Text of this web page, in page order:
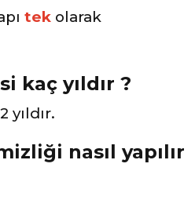
tek olarak
kaç yıldır ?
yıldır.
nasıl yapılır